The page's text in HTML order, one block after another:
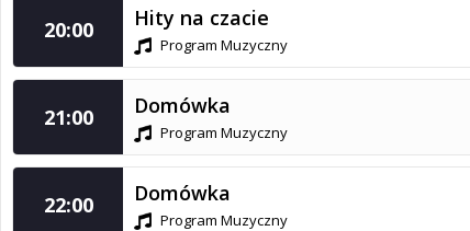
20:00 Hity na czacie
Program Muzyczny
21:00 Domówka
Program Muzyczny
22:00 Domówka
Program Muzyczny